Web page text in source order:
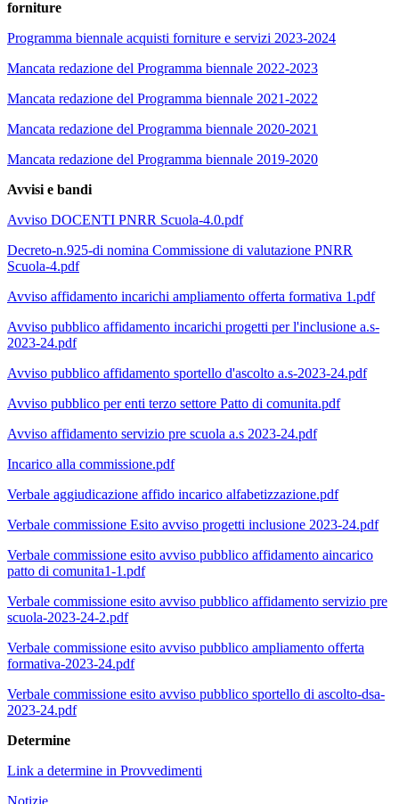
forniture
Programma biennale acquisti forniture e servizi 2023-2024
Mancata redazione del Programma biennale 2022-2023
Mancata redazione del Programma biennale 2021-2022
Mancata redazione del Programma biennale 2020-2021
Mancata redazione del Programma biennale 2019-2020
Avvisi e bandi
Avviso DOCENTI PNRR Scuola-4.0.pdf
Decreto-n.925-di nomina Commissione di valutazione PNRR
Scuola-4.pdf
Avviso affidamento incarichi ampliamento offerta formativa 1.pdf
Avviso pubblico affidamento incarichi progetti per l'inclusione a.s-
2023-24.pdf
Avviso pubblico affidamento sportello d'ascolto a.s-2023-24.pdf
Avviso pubblico per enti terzo settore Patto di comunita.pdf
Avviso affidamento servizio pre scuola a.s 2023-24.pdf
Incarico alla commissione.pdf
Verbale aggiudicazione affido incarico alfabetizzazione.pdf
Verbale commissione Esito avviso progetti inclusione 2023-24.pdf
Verbale commissione esito avviso pubblico affidamento aincarico
patto di comunita1-1.pdf
Verbale commissione esito avviso pubblico affidamento servizio pre
scuola-2023-24-2.pdf
Verbale commissione esito avviso pubblico ampliamento offerta
formativa-2023-24.pdf
Verbale commissione esito avviso pubblico sportello di ascolto-dsa-
2023-24.pdf
Determine
Link a determine in Provvedimenti